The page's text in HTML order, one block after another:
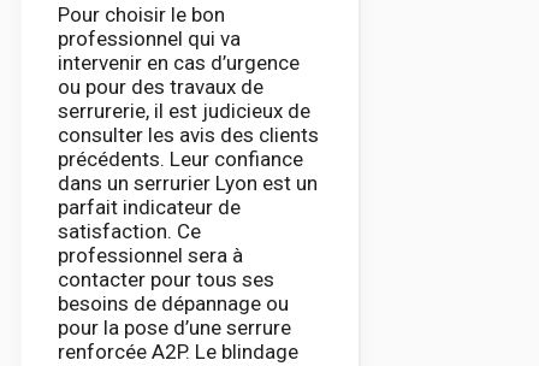
Pour choisir le bon
professionnel qui va
intervenir en cas d’urgence
ou pour des travaux de
serrurerie, il est judicieux de
consulter les avis des clients
précédents. Leur confiance
dans un serrurier Lyon est un
parfait indicateur de
satisfaction. Ce
professionnel sera à
contacter pour tous ses
besoins de dépannage ou
pour la pose d’une serrure
renforcée A2P. Le blindage